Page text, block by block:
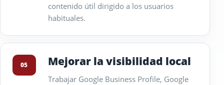
contenido útil dirigido a los usuarios
habituales.
05 Mejorar la visibilidad local
Trabajar Google Business Profile, Google